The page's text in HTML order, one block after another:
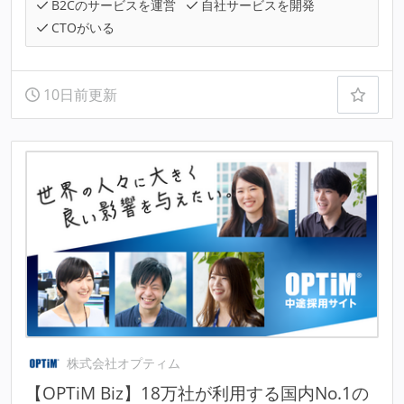
B2Cのサービスを運営
自社サービスを開発
CTOがいる
10日前更新
株式会社オプティム
【OPTiM Biz】18万社が利用する国内No.1の